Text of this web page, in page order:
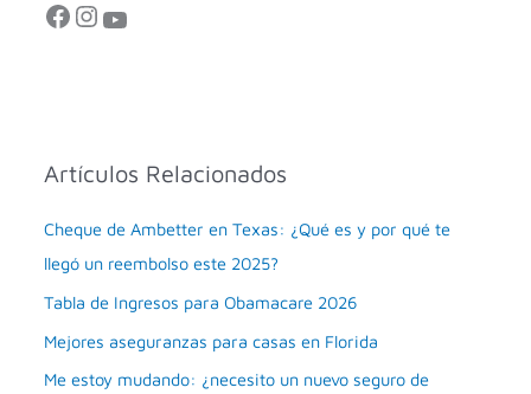
Artículos Relacionados
Cheque de Ambetter en Texas: ¿Qué es y por qué te
llegó un reembolso este 2025?
Tabla de Ingresos para Obamacare 2026
Mejores aseguranzas para casas en Florida
Me estoy mudando: ¿necesito un nuevo seguro de